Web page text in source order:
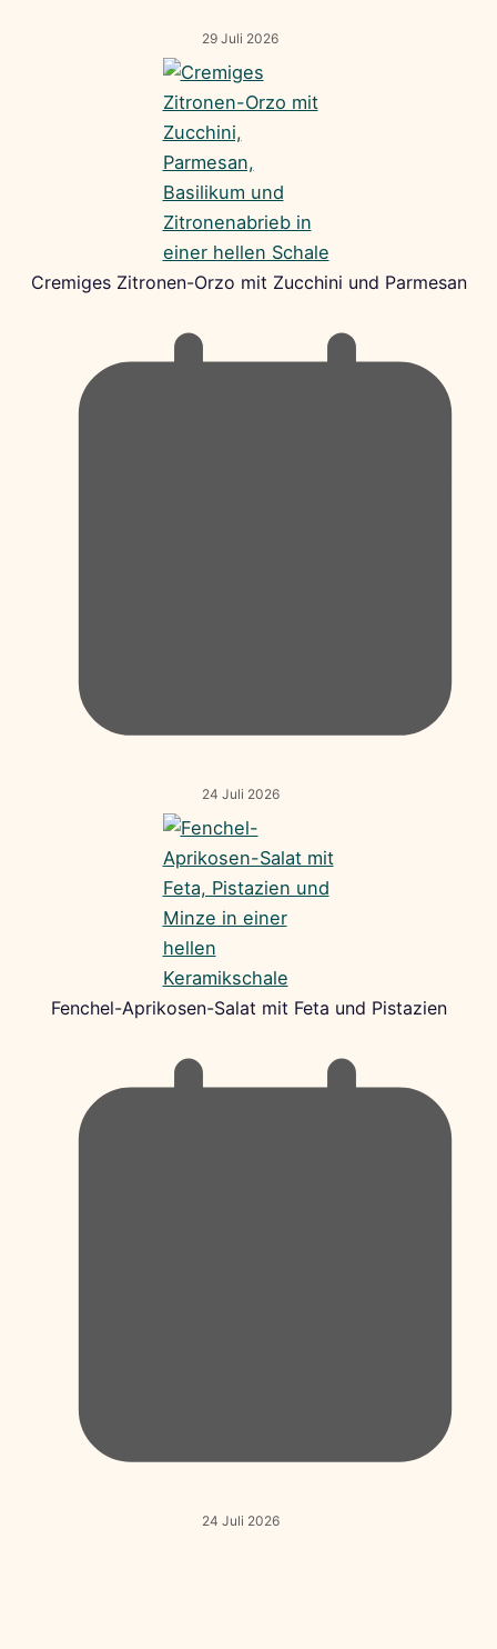
29 Juli 2026
Cremiges Zitronen-Orzo mit Zucchini und Parmesan
24 Juli 2026
Fenchel-Aprikosen-Salat mit Feta und Pistazien
24 Juli 2026